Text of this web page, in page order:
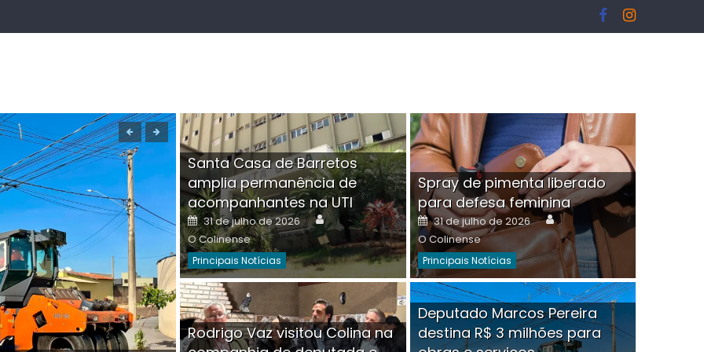
Boutique na Av. Ângelo Martins Tristão é
invadida por criminoso mascarado
Santa Casa de Barretos
amplia permanência de
acompanhantes na UTI
Posted
on
31 de julho de 2026 Author
O Colinense
Principais Notícias
Spray de pimenta liberado
para defesa feminina
Posted
on
31 de julho de 2026 Author
O Colinense
Principais Notícias
Rodrigo Vaz visitou Colina na
Deputado Marcos Pereira
destina R$ 3 milhões para